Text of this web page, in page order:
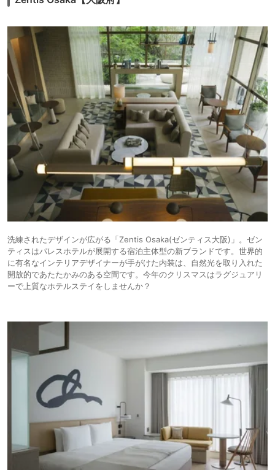
洗練されたデザインが広がる「Zentis Osaka(ゼンティス大阪)」。ゼン
ティスはパレスホテルが展開する宿泊主体型の新ブランドです。世界的
に有名なインテリアデザイナーが手がけた内装は、自然光を取り入れた
開放的であたたかみのある空間です。今年のクリスマスはラグジュアリ
ーで上質なホテルステイをしませんか？